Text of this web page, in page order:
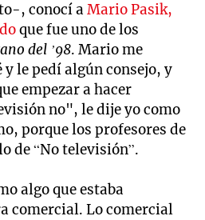
, conocí aMario Pasik,
que fue uno de los
del ’98. Mario me
le pedí algún consejo, y
empezar a hacer
no", le dije yo como
porque los profesores de
de “No televisión”.
algo que estaba
comercial. Lo comercial